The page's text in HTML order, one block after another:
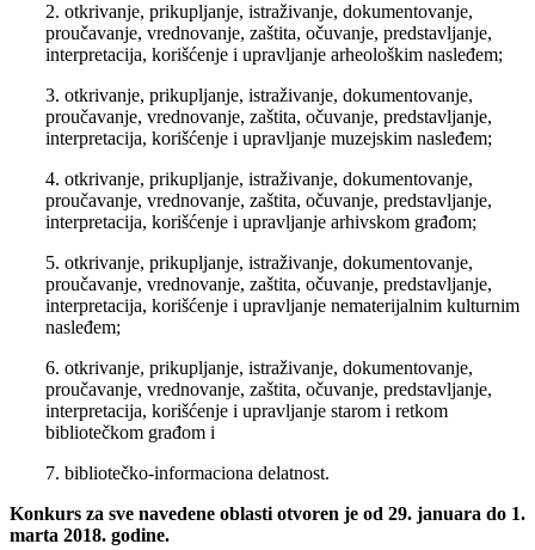
2. otkrivanje, prikupljanje, istraživanje, dokumentovanje,
proučavanje, vrednovanje, zaštita, očuvanje, predstavljanje,
interpretacija, korišćenje i upravljanje arheološkim nasleđem;
3. otkrivanje, prikupljanje, istraživanje, dokumentovanje,
proučavanje, vrednovanje, zaštita, očuvanje, predstavljanje,
interpretacija, korišćenje i upravljanje muzejskim nasleđem;
4. otkrivanje, prikupljanje, istraživanje, dokumentovanje,
proučavanje, vrednovanje, zaštita, očuvanje, predstavljanje,
interpretacija, korišćenje i upravljanje arhivskom građom;
5. otkrivanje, prikupljanje, istraživanje, dokumentovanje,
proučavanje, vrednovanje, zaštita, očuvanje, predstavljanje,
interpretacija, korišćenje i upravljanje nematerijalnim kulturnim
nasleđem;
6. otkrivanje, prikupljanje, istraživanje, dokumentovanje,
proučavanje, vrednovanje, zaštita, očuvanje, predstavljanje,
interpretacija, korišćenje i upravljanje starom i retkom
bibliotečkom građom i
7. bibliotečko-informaciona delatnost.
Konkurs za sve navedene oblasti otvoren je od 29. januara do 1.
marta 2018. godine.